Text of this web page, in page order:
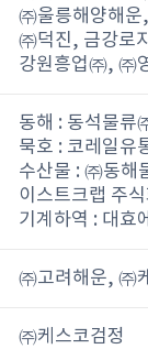
㈜울릉해양해
㈜덕진, 금강로
강원흥업㈜, ㈜
동해 : 동석물류
묵호 : 코레일유
수산물 : ㈜동해
이스트크랩 주
기계하역 : 대효
㈜고려해운, ㈜
㈜케스코검정